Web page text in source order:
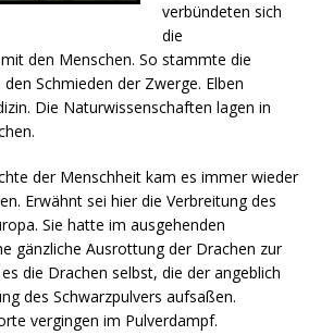
verbündeten sich
die
den Menschen. So stammte die
Schmieden der Zwerge. Elben
Die Naturwissenschaften lagen in
der Menschheit kam es immer wieder
Erwähnt sei hier die Verbreitung des
Sie hatte im ausgehenden
gänzliche Ausrottung der Drachen zur
die Drachen selbst, die der angeblich
des Schwarzpulvers aufsaßen.
vergingen im Pulverdampf.